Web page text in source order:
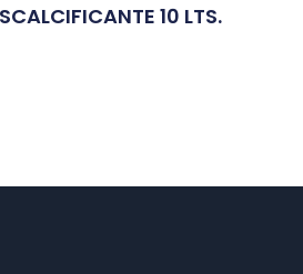
10 LTS.